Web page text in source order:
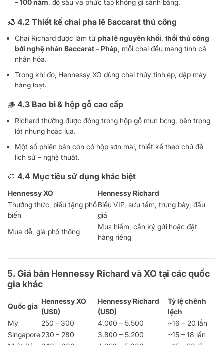
– 100 năm, độ sâu và phức tạp không gì sánh bằng.
🧊 4.2 Thiết kế chai pha lê Baccarat thủ công
Chai Richard được làm từ pha lê nguyên khối, thổi thủ công
bởi nghệ nhân Baccarat – Pháp, mỗi chai đều mang tính cá
nhân hóa.
Trong khi đó, Hennessy XO dùng chai thủy tinh ép, dập máy
hàng loạt.
🪵 4.3 Bao bì & hộp gỗ cao cấp
Richard thường được đóng trong hộp gỗ mun bóng, bên trong
lót nhung hoặc lụa.
Một số phiên bản còn có hộp sơn mài, thiết kế theo chủ đề
lịch sử – nghệ thuật.
🎨 4.4 Mục tiêu sử dụng khác biệt
Hennessy XO
Hennessy Richard
Thưởng thức, biếu tặng phổ
biến
Biếu VIP, sưu tầm, trưng bày, đấu
giá
Mua dễ, giá phổ thông
Mua hiếm, cần ký gửi hoặc đặt
hàng riêng
5. Giá bán Hennessy Richard và XO tại các quốc
gia khác
Quốc gia
Hennessy XO
(USD)
Hennessy Richard
(USD)
Tỷ lệ chênh
lệch
Mỹ
250 – 300 4.000 – 5.500
~16 – 20 lần
Singapore230 – 280 3.800 – 5.200
~15 – 18 lần